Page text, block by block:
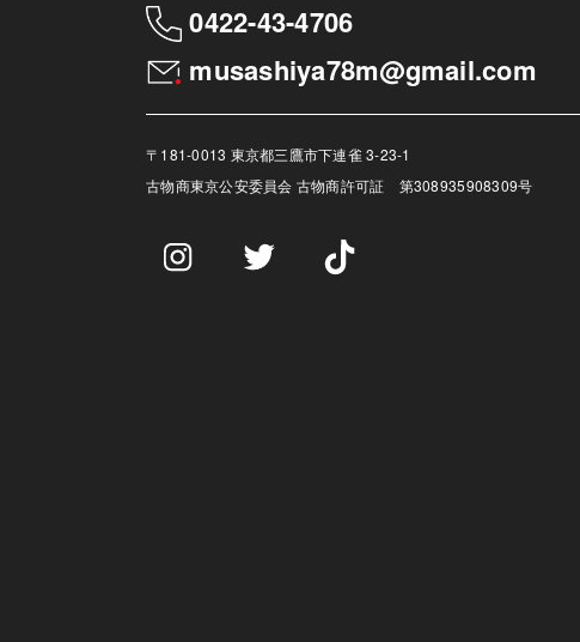
0422-43-4706
musashiya78m@gmail.com
〒181-0013 東京都三鷹市下連雀 3-23-1
古物商東京公安委員会 古物商許可証 第308935908309号